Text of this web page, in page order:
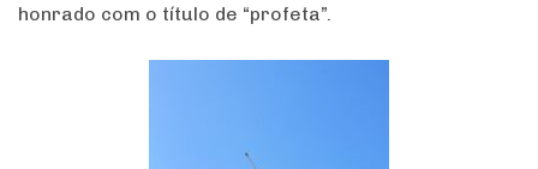
honrado com o título de “profeta”.